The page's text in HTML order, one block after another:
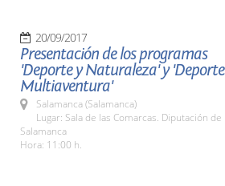
20/09/2017
Presentación de los programas
'Deporte y Naturaleza' y 'Deporte
Multiaventura'
Salamanca (Salamanca)
Lugar: Sala de las Comarcas. Diputación de
Salamanca
Hora: 11:00 h.